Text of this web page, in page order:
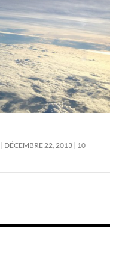
DÉCEMBRE 22, 2013 10